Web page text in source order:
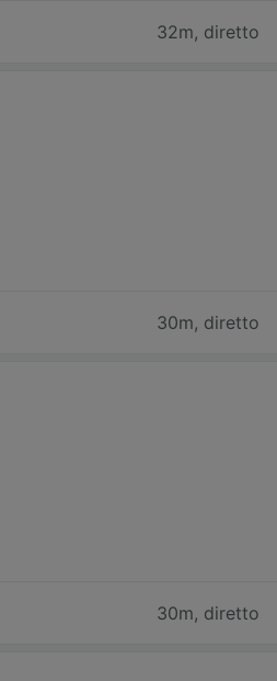
32m, diretto
30m, diretto
30m, diretto